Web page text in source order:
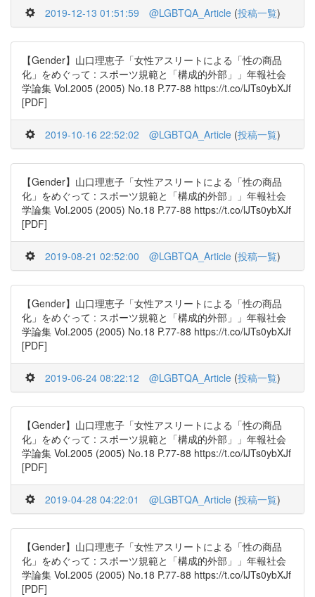
2019-12-13 01:51:59 @LGBTQA_Article (投稿一覧)
【Gender】山口理恵子「女性アスリートによる「性の商品
化」をめぐって : スポーツ規範と「構成的外部」」年報社会
学論集 Vol.2005 (2005) No.18 P.77-88 https://t.co/lJTs0ybXJf
[PDF]
2019-10-16 22:52:02 @LGBTQA_Article (投稿一覧)
【Gender】山口理恵子「女性アスリートによる「性の商品
化」をめぐって : スポーツ規範と「構成的外部」」年報社会
学論集 Vol.2005 (2005) No.18 P.77-88 https://t.co/lJTs0ybXJf
[PDF]
2019-08-21 02:52:00 @LGBTQA_Article (投稿一覧)
【Gender】山口理恵子「女性アスリートによる「性の商品
化」をめぐって : スポーツ規範と「構成的外部」」年報社会
学論集 Vol.2005 (2005) No.18 P.77-88 https://t.co/lJTs0ybXJf
[PDF]
2019-06-24 08:22:12 @LGBTQA_Article (投稿一覧)
【Gender】山口理恵子「女性アスリートによる「性の商品
化」をめぐって : スポーツ規範と「構成的外部」」年報社会
学論集 Vol.2005 (2005) No.18 P.77-88 https://t.co/lJTs0ybXJf
[PDF]
2019-04-28 04:22:01 @LGBTQA_Article (投稿一覧)
【Gender】山口理恵子「女性アスリートによる「性の商品
化」をめぐって : スポーツ規範と「構成的外部」」年報社会
学論集 Vol.2005 (2005) No.18 P.77-88 https://t.co/lJTs0ybXJf
[PDF]